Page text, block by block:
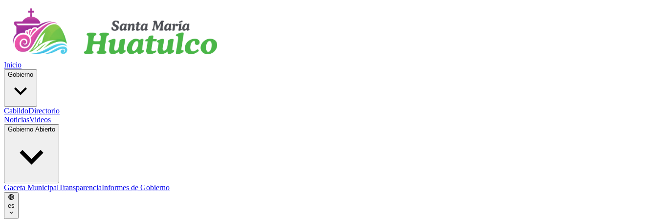
Inicio
Gobierno
CabildoDirectorio
NoticiasVideos
Gobierno Abierto
Gaceta MunicipalTransparenciaInformes de Gobierno
es